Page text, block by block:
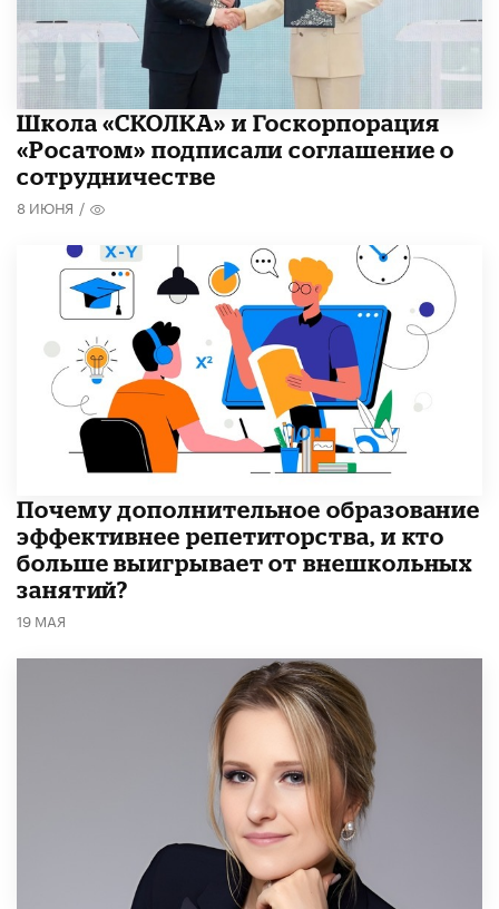
Школа «СКОЛКА» и Госкорпорация
«Росатом» подписали соглашение о
сотрудничестве
8 ИЮНЯ /
​Почему дополнительное образование
эффективнее репетиторства, и кто
больше выигрывает от внешкольных
занятий?
19 МАЯ